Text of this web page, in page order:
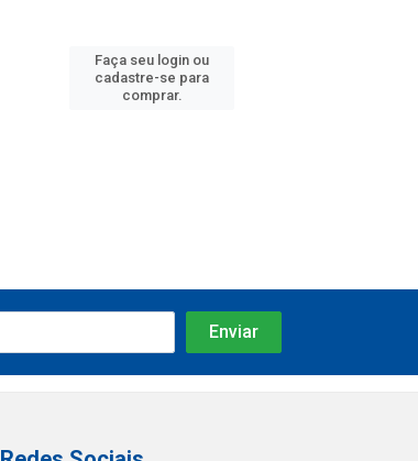
Faça seu login ou
cadastre-se para
comprar.